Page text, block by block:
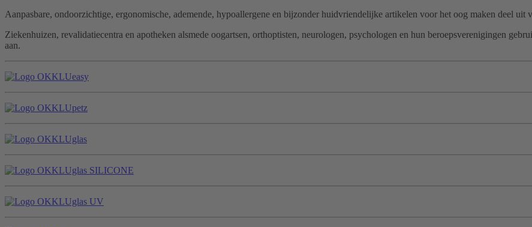
Aanpasbare, ondoorzichtige, ergonomische, ademende, hypoallergene en bijzonder huidvriendelijke artikelen voor het oog maken deel uit
Ziekenhuizen, revalidatiecentra en apotheken alsmede oogartsen, orthoptisten, neurologen, psychologen en hun beroepsverenigingen
aan.